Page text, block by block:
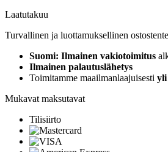
Laatutakuu
Turvallinen ja luottamuksellinen
Suomi: Ilmainen vakiotoimitus
Ilmainen palautuslähetys
Toimitamme maailmanlaajuisesti yli
Mukavat maksutavat
Tilisiirto